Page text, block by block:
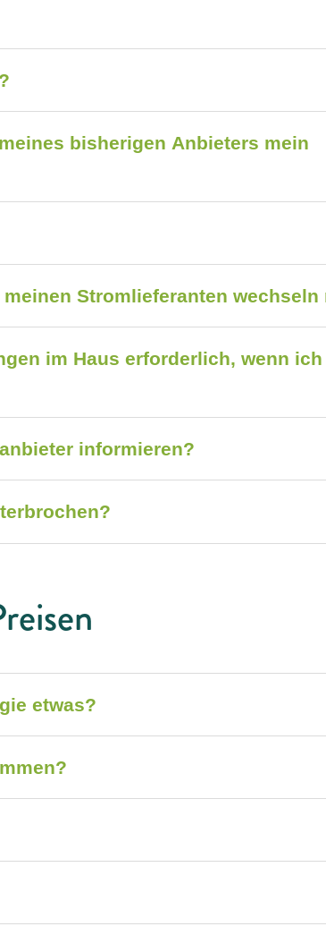
bisherigen Anbieters mein
Stromlieferanten wechseln
im Haus erforderlich, wenn
informieren?
etwas?